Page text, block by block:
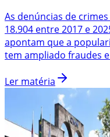
As denúncias de
18.904 entre 2017 e
apontam que a
tem ampliado fraudes
Ler matéria